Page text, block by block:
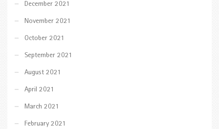
December 2021
November 2021
October 2021
September 2021
August 2021
April 2021
March 2021
February 2021